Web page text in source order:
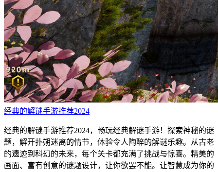
经典的解谜手游推荐2024
经典的解谜手游推荐2024，畅玩经典解谜手游！探索神秘的谜
题，解开扑朔迷离的情节，体验令人陶醉的解谜乐趣。从古老
的遗迹到科幻的未来，每个关卡都充满了挑战与惊喜。精美的
画面、富有创意的谜题设计，让你欲罢不能。让智慧成为你的